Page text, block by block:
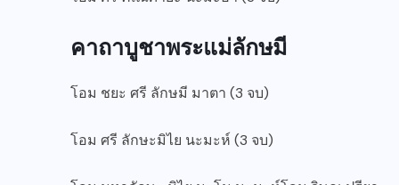
คาถาบูชาพระแม่ลักษมี
โอม ชยะ ศรี ลักษมี มาตา (3 จบ)
โอม ศรี ลักษะมิไย นะมะห์ (3 จบ)